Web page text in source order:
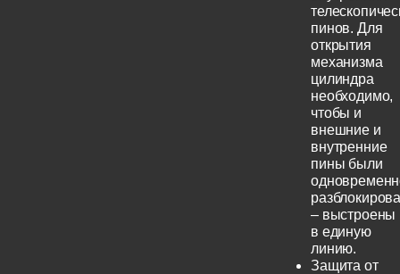
пинов. Для
открытия
механизма
цилиндра
необходимо,
чтобы и
внешние и
внутренние
пины были
– выстроены
в единую
линию.
Защита от